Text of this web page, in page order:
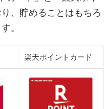
、貯めることはもちろ
。
楽天ポイントカード